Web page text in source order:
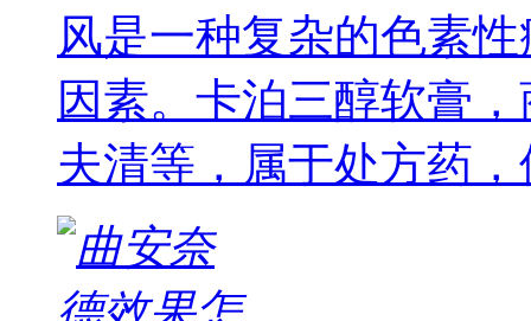
风是一种复杂的色素
因素。卡泊三醇软膏
夫清等，属于处方药，